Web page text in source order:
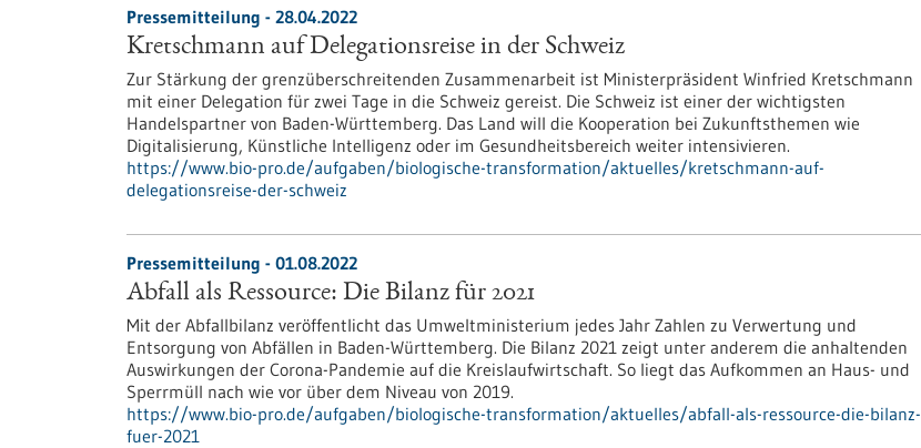
Pressemitteilung - 28.04.2022
Kretschmann auf Delegationsreise in der Schweiz
Zur Stärkung der grenzüberschreitenden Zusammenarbeit ist Ministerpräsident Winfried Kretschmann
mit einer Delegation für zwei Tage in die Schweiz gereist. Die Schweiz ist einer der wichtigsten
Handelspartner von Baden-Württemberg. Das Land will die Kooperation bei Zukunftsthemen wie
Digitalisierung, Künstliche Intelligenz oder im Gesundheitsbereich weiter intensivieren.
https://www.bio-pro.de/aufgaben/biologische-transformation/aktuelles/kretschmann-auf-
delegationsreise-der-schweiz
Pressemitteilung - 01.08.2022
Abfall als Ressource: Die Bilanz für 2021
Mit der Abfallbilanz veröffentlicht das Umweltministerium jedes Jahr Zahlen zu Verwertung und
Entsorgung von Abfällen in Baden-Württemberg. Die Bilanz 2021 zeigt unter anderem die anhaltenden
Auswirkungen der Corona-Pandemie auf die Kreislaufwirtschaft. So liegt das Aufkommen an Haus- und
Sperrmüll nach wie vor über dem Niveau von 2019.
https://www.bio-pro.de/aufgaben/biologische-transformation/aktuelles/abfall-als-ressource-die-bilanz-
fuer-2021